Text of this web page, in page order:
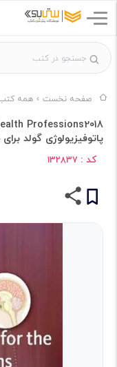
صفحه نخست همه
پاتوفیزیولوژی گولد
کد : 132837